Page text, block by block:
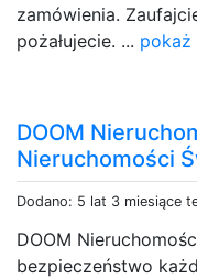
zamówienia.
pożałujecie. ... pokaż
DOOM
Nieruchomości
Dodano: 5 lat 3 miesiące
DOOM
bezpieczeństwo